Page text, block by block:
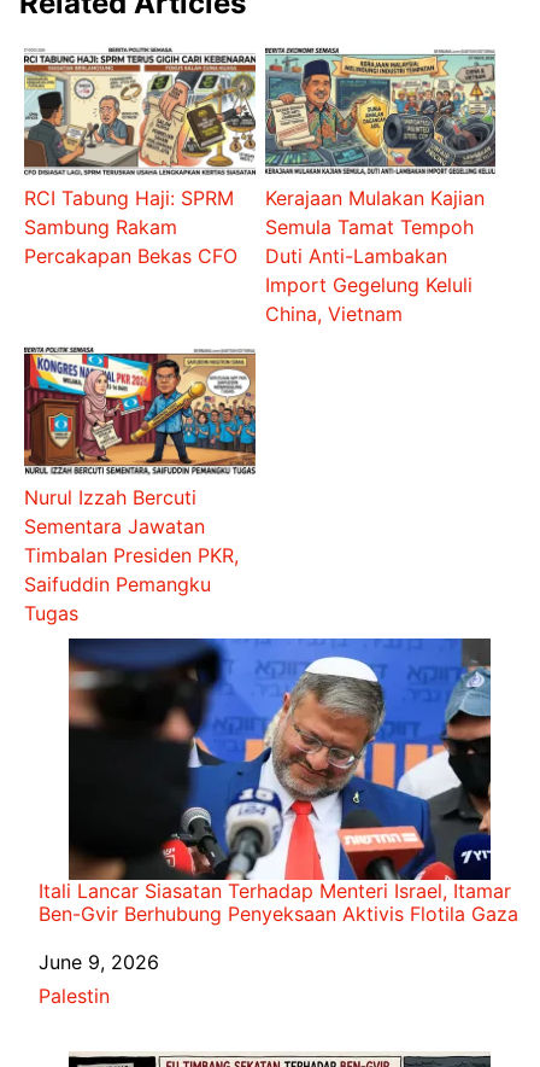
RCI Tabung Haji: SPRM
Sambung Rakam
Percakapan Bekas CFO
Kerajaan Mulakan Kajian
Semula Tamat Tempoh
Duti Anti-Lambakan
Import Gegelung Keluli
China, Vietnam
Nurul Izzah Bercuti
Sementara Jawatan
Timbalan Presiden PKR,
Saifuddin Pemangku
Tugas
Itali Lancar Siasatan Terhadap Menteri Israel, Itamar
Ben-Gvir Berhubung Penyeksaan Aktivis Flotila Gaza
Date
June 9, 2026
In relation to
Palestin